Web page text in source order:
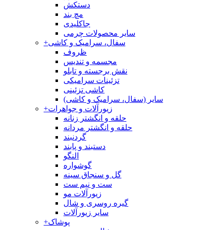
دستکش
مچ بند
جاکلیدی
سایر محصولات چرمی
+سفال، سرامیک و کاشی
ظروف
مجسمه و تندیس
نقش برجسته و تابلو
تزئینات سرامیکی
کاشی تزئینی
سایر (سفال، سرامیک و کاشی)
+زیورآلات و جواهرات
حلقه و انگشتر زنانه
حلقه و انگشتر مردانه
گردنبند
دستبند و پابند
النگو
گوشواره
گل و سنجاق سینه
ست و نیم ست
زیورآلات مو
گیره روسری و شال
سایر زیورآلات
+پوشاک